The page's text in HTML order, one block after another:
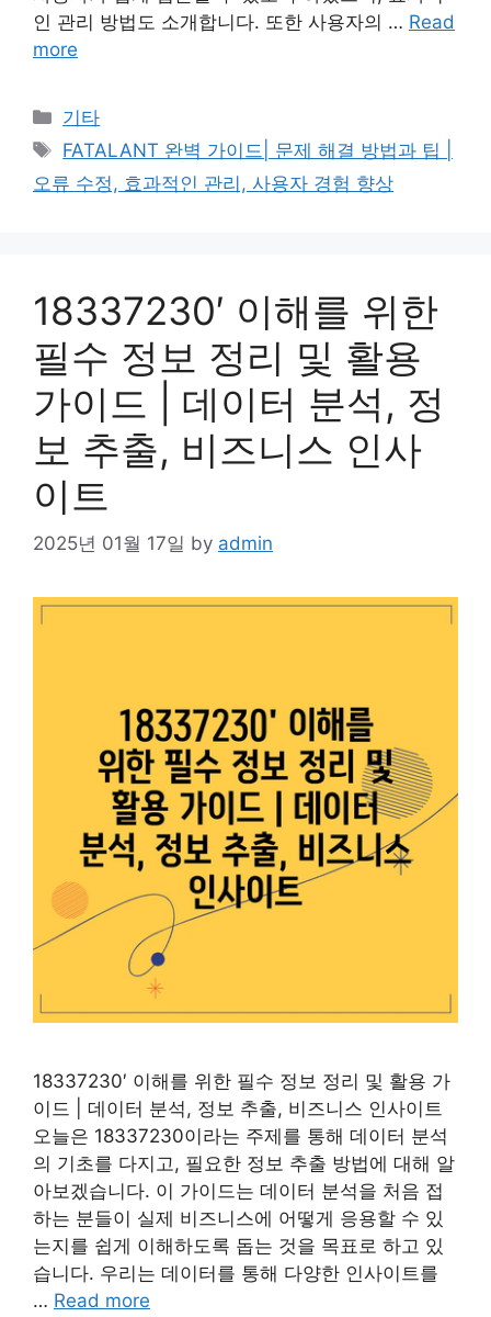
인 관리 방법도 소개합니다. 또한 사용자의 … Read
more
Categories
기타
Tags
FATALANT 완벽 가이드| 문제 해결 방법과 팁 |
오류 수정, 효과적인 관리, 사용자 경험 향상
18337230′ 이해를 위한
필수 정보 정리 및 활용
가이드 | 데이터 분석, 정
보 추출, 비즈니스 인사
이트
2025년 01월 17일 by admin
18337230′ 이해를 위한 필수 정보 정리 및 활용 가
이드 | 데이터 분석, 정보 추출, 비즈니스 인사이트
오늘은 18337230이라는 주제를 통해 데이터 분석
의 기초를 다지고, 필요한 정보 추출 방법에 대해 알
아보겠습니다. 이 가이드는 데이터 분석을 처음 접
하는 분들이 실제 비즈니스에 어떻게 응용할 수 있
는지를 쉽게 이해하도록 돕는 것을 목표로 하고 있
습니다. 우리는 데이터를 통해 다양한 인사이트를
… Read more